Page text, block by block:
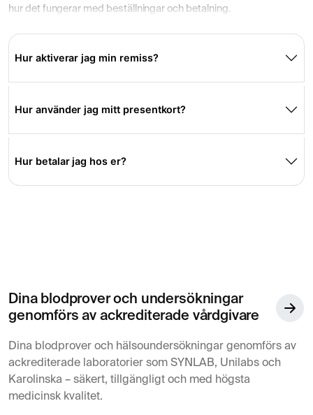
hur det fungerar med beställningar och betalning.
Hur aktiverar jag min remiss?
Hur använder jag mitt presentkort?
Hur betalar jag hos er?
Dina blodprover och undersökningar
genomförs av ackrediterade vårdgivare
Dina blodprover och hälsoundersökningar genomförs av
ackrediterade laboratorier som SYNLAB, Unilabs och
Karolinska – säkert, tillgängligt och med högsta
medicinsk kvalitet.